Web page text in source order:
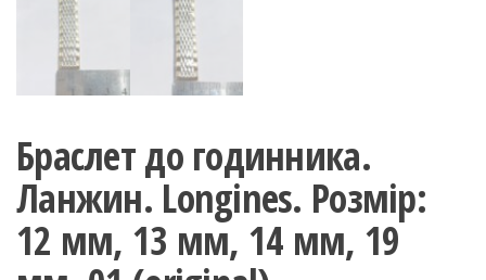
Браслет до годинника.
Ланжин. Longines. Розмір:
12 мм, 13 мм, 14 мм, 19